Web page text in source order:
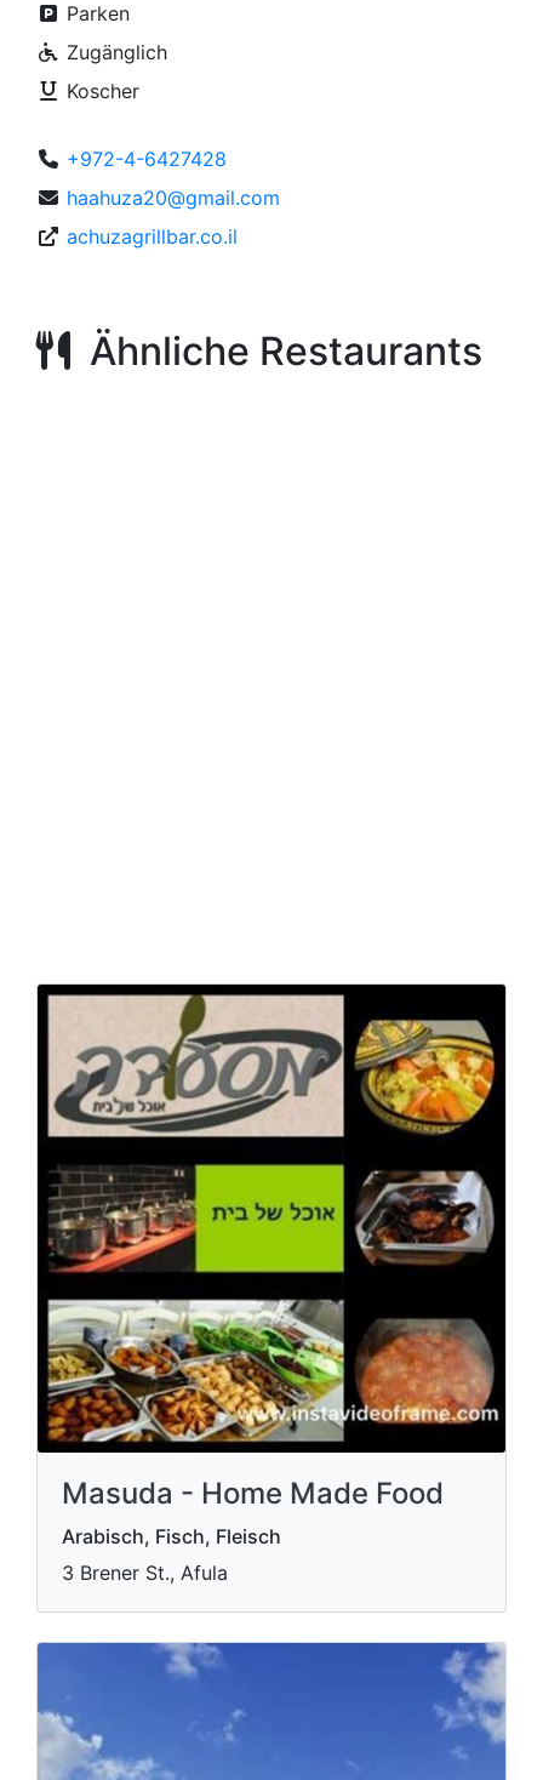
Parken
Zugänglich
Koscher
+972-4-6427428
haahuza20@gmail.com
achuzagrillbar.co.il
Ähnliche Restaurants
Masuda - Home Made Food
Arabisch, Fisch, Fleisch
3 Brener St., Afula